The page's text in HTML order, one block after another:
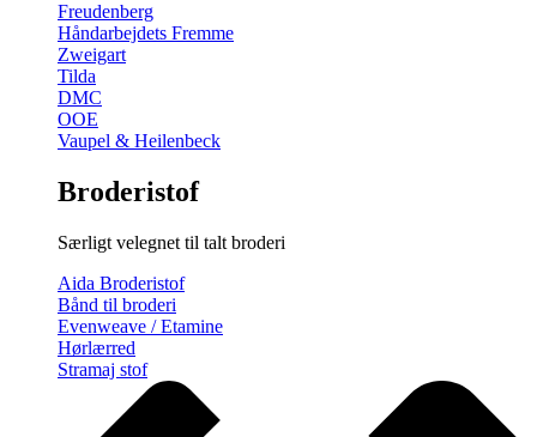
Freudenberg
Håndarbejdets Fremme
Zweigart
Tilda
DMC
OOE
Vaupel & Heilenbeck
Broderistof
Særligt velegnet til talt broderi
Aida Broderistof
Bånd til broderi
Evenweave / Etamine
Hørlærred
Stramaj stof